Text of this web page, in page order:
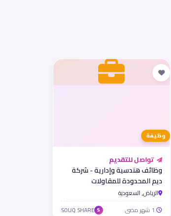
وظيفة
تواصل للتقديم
وظائف هندسية وإدارية - شركة
ديم المحدودة للمقاولات
بالسعودية
الرياض, السعودية
1 شهر مضى
S
SOUQ SHARE